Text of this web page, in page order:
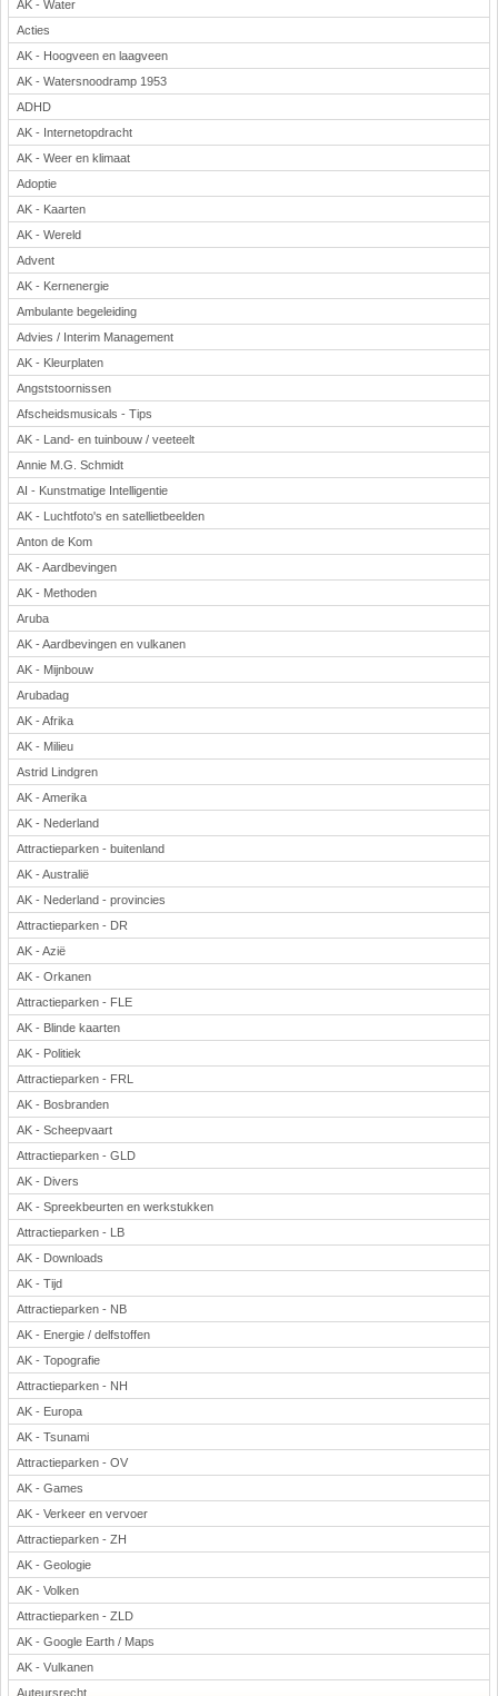
AK - Water
Acties
AK - Hoogveen en laagveen
AK - Watersnoodramp 1953
ADHD
AK - Internetopdracht
AK - Weer en klimaat
Adoptie
AK - Kaarten
AK - Wereld
Advent
AK - Kernenergie
Ambulante begeleiding
Advies / Interim Management
AK - Kleurplaten
Angststoornissen
Afscheidsmusicals - Tips
AK - Land- en tuinbouw / veeteelt
Annie M.G. Schmidt
AI - Kunstmatige Intelligentie
AK - Luchtfoto's en satellietbeelden
Anton de Kom
AK - Aardbevingen
AK - Methoden
Aruba
AK - Aardbevingen en vulkanen
AK - Mijnbouw
Arubadag
AK - Afrika
AK - Milieu
Astrid Lindgren
AK - Amerika
AK - Nederland
Attractieparken - buitenland
AK - Australië
AK - Nederland - provincies
Attractieparken - DR
AK - Azië
AK - Orkanen
Attractieparken - FLE
AK - Blinde kaarten
AK - Politiek
Attractieparken - FRL
AK - Bosbranden
AK - Scheepvaart
Attractieparken - GLD
AK - Divers
AK - Spreekbeurten en werkstukken
Attractieparken - LB
AK - Downloads
AK - Tijd
Attractieparken - NB
AK - Energie / delfstoffen
AK - Topografie
Attractieparken - NH
AK - Europa
AK - Tsunami
Attractieparken - OV
AK - Games
AK - Verkeer en vervoer
Attractieparken - ZH
AK - Geologie
AK - Volken
Attractieparken - ZLD
AK - Google Earth / Maps
AK - Vulkanen
Auteursrecht